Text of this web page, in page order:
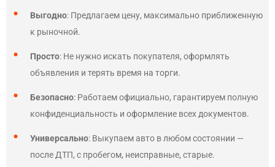
Выгодно: Предлагаем цену, максимально приближенную
к рыночной.
Просто: Не нужно искать покупателя, оформлять
объявления и терять время на торги.
Безопасно: Работаем официально, гарантируем полную
конфиденциальность и оформление всех документов.
Универсально: Выкупаем авто в любом состоянии —
после ДТП, с пробегом, неисправные, старые.